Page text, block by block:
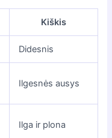
Kiškis
Didesnis
Ilgesnės ausys
Ilga ir plona